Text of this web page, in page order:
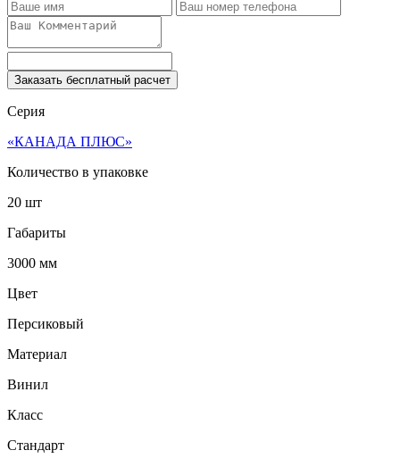
Заказать бесплатный расчет
Серия
«КАНАДА ПЛЮС»
Количество в упаковке
20 шт
Габариты
3000 мм
Цвет
Персиковый
Материал
Винил
Класс
Стандарт